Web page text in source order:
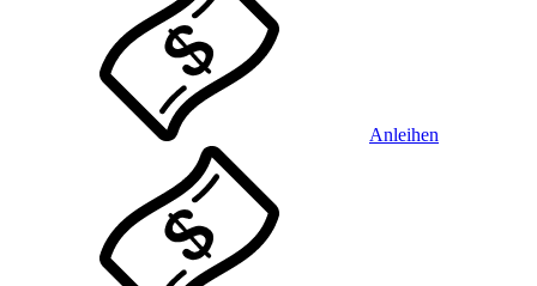
Anleihen